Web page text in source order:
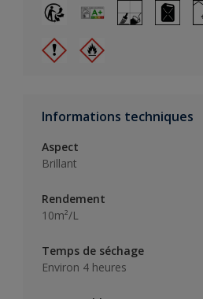
Informations techniques
Aspect
Brillant
Rendement
10m²/L
Temps de séchage
Environ 4 heures